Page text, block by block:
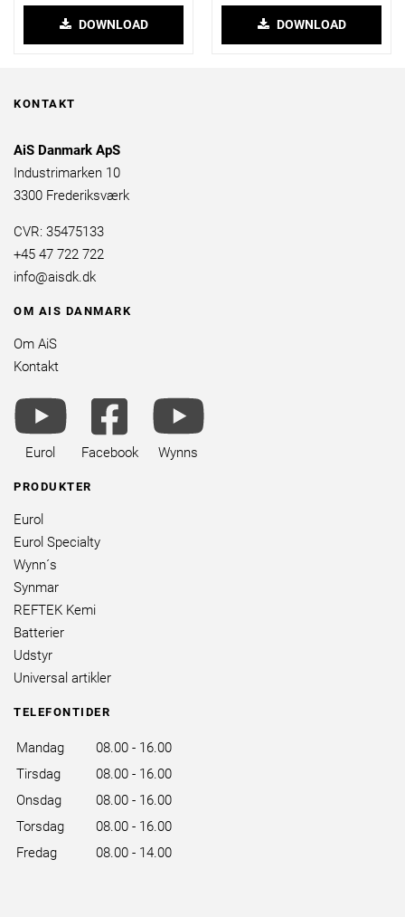
DOWNLOAD DOWNLOAD
KONTAKT
AiS Danmark ApS
Industrimarken 10
3300 Frederiksværk
CVR: 35475133
+45 47 722 722
info@aisdk.dk
OM AIS DANMARK
Om AiS
Kontakt
youtube
brands
Eurol
facebook
square
brands
Facebook
Wynns
PRODUKTER
Eurol
Eurol Specialty
Wynn´s
Synmar
REFTEK Kemi
Batterier
Udstyr
Universal artikler
TELEFONTIDER
Mandag
08.00 - 16.00
Tirsdag
08.00 - 16.00
Onsdag
08.00 - 16.00
Torsdag
08.00 - 16.00
Fredag
08.00 - 14.00